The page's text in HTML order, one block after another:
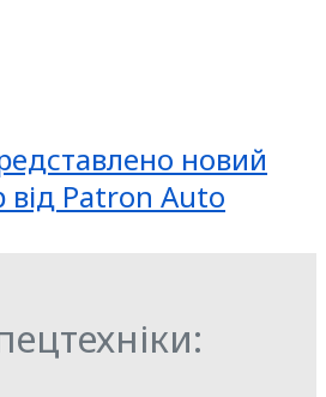
новий
від Patron Auto